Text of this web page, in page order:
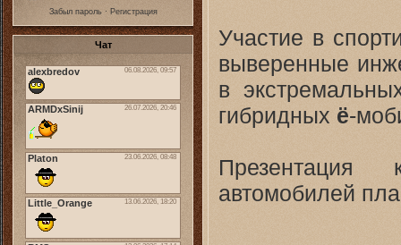
Забыл пароль· Регистрация
Чат
Участие в
выверенные
в
гибридных ё-
автомобилей